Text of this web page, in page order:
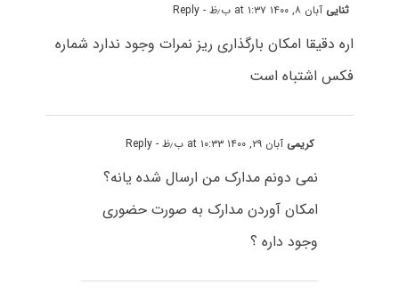
ثنایی آبان ۸, ۱۴۰۰ at ۱:۳۷ ب٫ظ - Reply
اره دقیقا امکان بارگذاری ریز نمرات وجود ندارد شماره
فکس اشتباه است
کریمی آبان ۲۹, ۱۴۰۰ at ۱۰:۳۳ ب٫ظ - Reply
نمی دونم مدارک من ارسال شده یانه؟
امکان آوردن مدارک به صورت حضوری
وجود داره ؟